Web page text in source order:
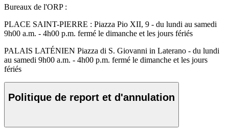
Bureaux de l'ORP :
PLACE SAINT-PIERRE : Piazza Pio XII, 9 - du lundi au samedi
9h00 a.m. - 4h00 p.m. fermé le dimanche et les jours fériés
PALAIS LATÉNIEN Piazza di S. Giovanni in Laterano - du lundi
au samedi 9h00 a.m. - 4h00 p.m. fermé le dimanche et les jours
fériés
Politique de report et d'annulation